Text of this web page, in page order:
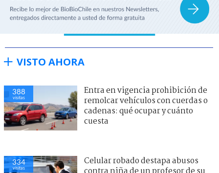
VISTO AHORA
388
visitas
Entra en vigencia prohibición de
remolcar vehículos con cuerdas o
cadenas: qué ocupar y cuánto
cuesta
334
visitas
Celular robado destapa abusos